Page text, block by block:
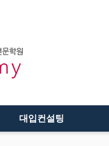
대입컨설팅